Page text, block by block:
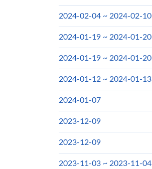
2024-02-04 ~ 2024-02-10
2024-01-19 ~ 2024-01-20
2024-01-19 ~ 2024-01-20
2024-01-12 ~ 2024-01-13
2024-01-07
2023-12-09
2023-12-09
2023-11-03 ~ 2023-11-04